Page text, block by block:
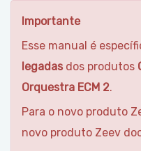
Importante
Esse manual é
legadas dos produtos
Orquestra ECM 2.
Para o novo produto
novo produto Zeev